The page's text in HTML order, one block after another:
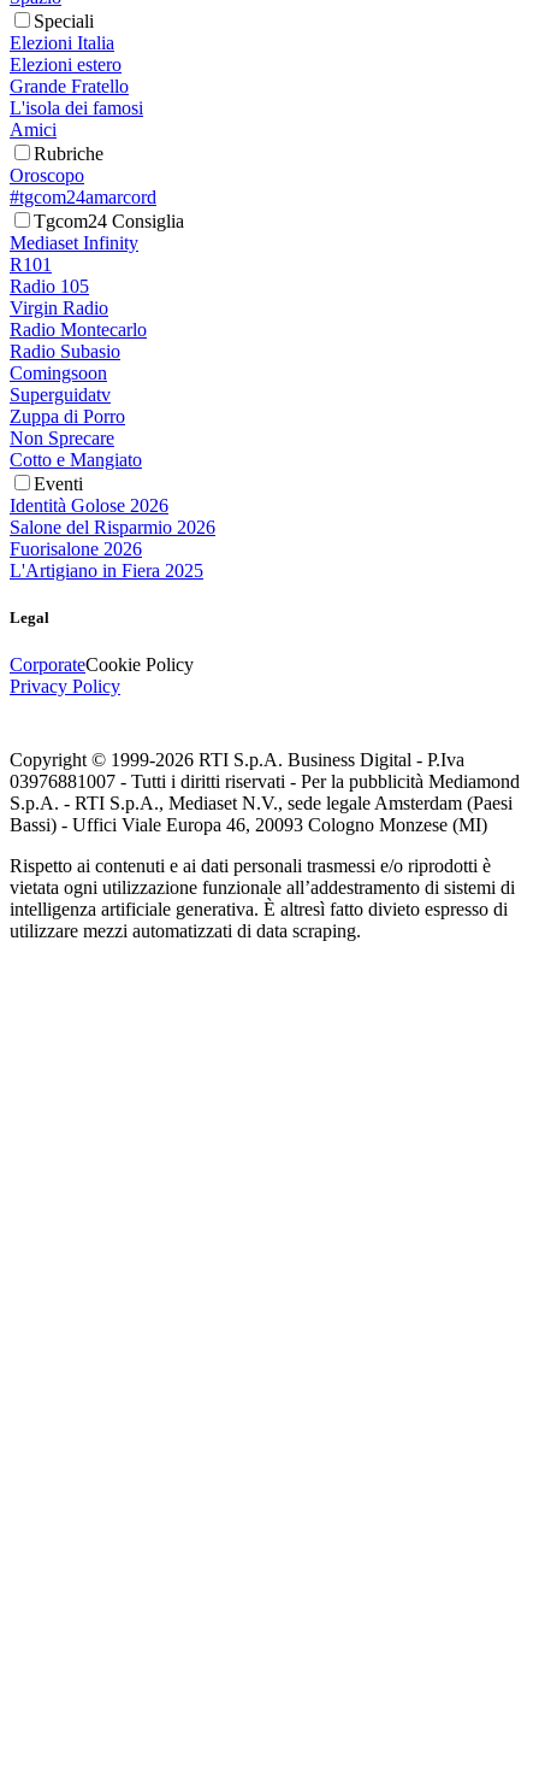
Speciali
Elezioni Italia
Elezioni estero
Grande Fratello
L'isola dei famosi
Amici
Rubriche
Oroscopo
#tgcom24amarcord
Tgcom24 Consiglia
Mediaset Infinity
R101
Radio 105
Virgin Radio
Radio Montecarlo
Radio Subasio
Comingsoon
Superguidatv
Zuppa di Porro
Non Sprecare
Cotto e Mangiato
Eventi
Identità Golose 2026
Salone del Risparmio 2026
Fuorisalone 2026
L'Artigiano in Fiera 2025
Legal
CorporateCookie Policy
Privacy Policy
Copyright © 1999-2026 RTI S.p.A. Business Digital - P.Iva
03976881007 - Tutti i diritti riservati - Per la pubblicità Mediamond
S.p.A. - RTI S.p.A., Mediaset N.V., sede legale Amsterdam (Paesi
Bassi) - Uffici Viale Europa 46, 20093 Cologno Monzese (MI)
Rispetto ai contenuti e ai dati personali trasmessi e/o riprodotti è
vietata ogni utilizzazione funzionale all’addestramento di sistemi di
intelligenza artificiale generativa. È altresì fatto divieto espresso di
utilizzare mezzi automatizzati di data scraping.